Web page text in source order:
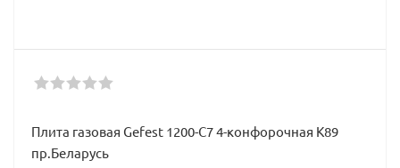
Плита газовая Gefest 1200-С7 4-конфорочная К89
пр.Беларусь